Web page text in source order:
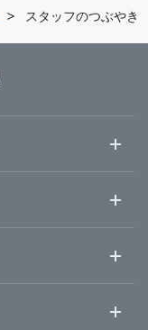
スタッフのつぶやき